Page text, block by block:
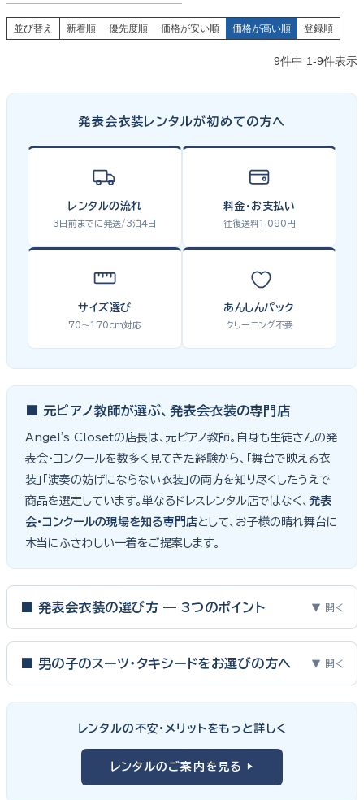
並び替え 新着順 優先度順 価格が安い順 価格が高い順 登録順
9件中 1-9件表示
発表会衣装レンタルが初めての方へ
レンタルの流れ
3日前までに発送/3泊4日
料金・お支払い
往復送料1,080円
サイズ選び
70〜170cm対応
あんしんパック
クリーニング不要
■ 元ピアノ教師が選ぶ、発表会衣装の専門店
Angel's Closetの店長は、元ピアノ教師。自身も生徒さんの発
表会・コンクールを数多く見てきた経験から、「舞台で映える衣
装」「演奏の妨げにならない衣装」の両方を知り尽くしたうえで
商品を選定しています。単なるドレスレンタル店ではなく、 発表
会・コンクールの現場を知る専門店として、お子様の晴れ舞台に
本当にふさわしい一着をご提案します。
■ 発表会衣装の選び方 — 3つのポイント ▼ 開く
ピアノ発表会・バイオリン発表会・コンクールの舞台は、お子様にと
って特別な一日。元ピアノ教師としての経験から、衣装選びで大切
① サイズは"ジャストフィット"を選ぶ
舞台上で最も美しく見えるのは、お子様の体にきちんと合ったサ
イズのドレス・スーツです。「大きめを買って長く着せたい」という
■ 男の子のスーツ・タキシードをお選びの方へ ▼ 開く
向け、スリーピーススーツやベストスタイルは合唱・アンサンブル向
けと、シーンで使い分けるのがおすすめです。詳しくは
ツ・タキシード一覧
レンタルの不安・メリットをもっと詳しく
レンタルのご案内を見る ▶